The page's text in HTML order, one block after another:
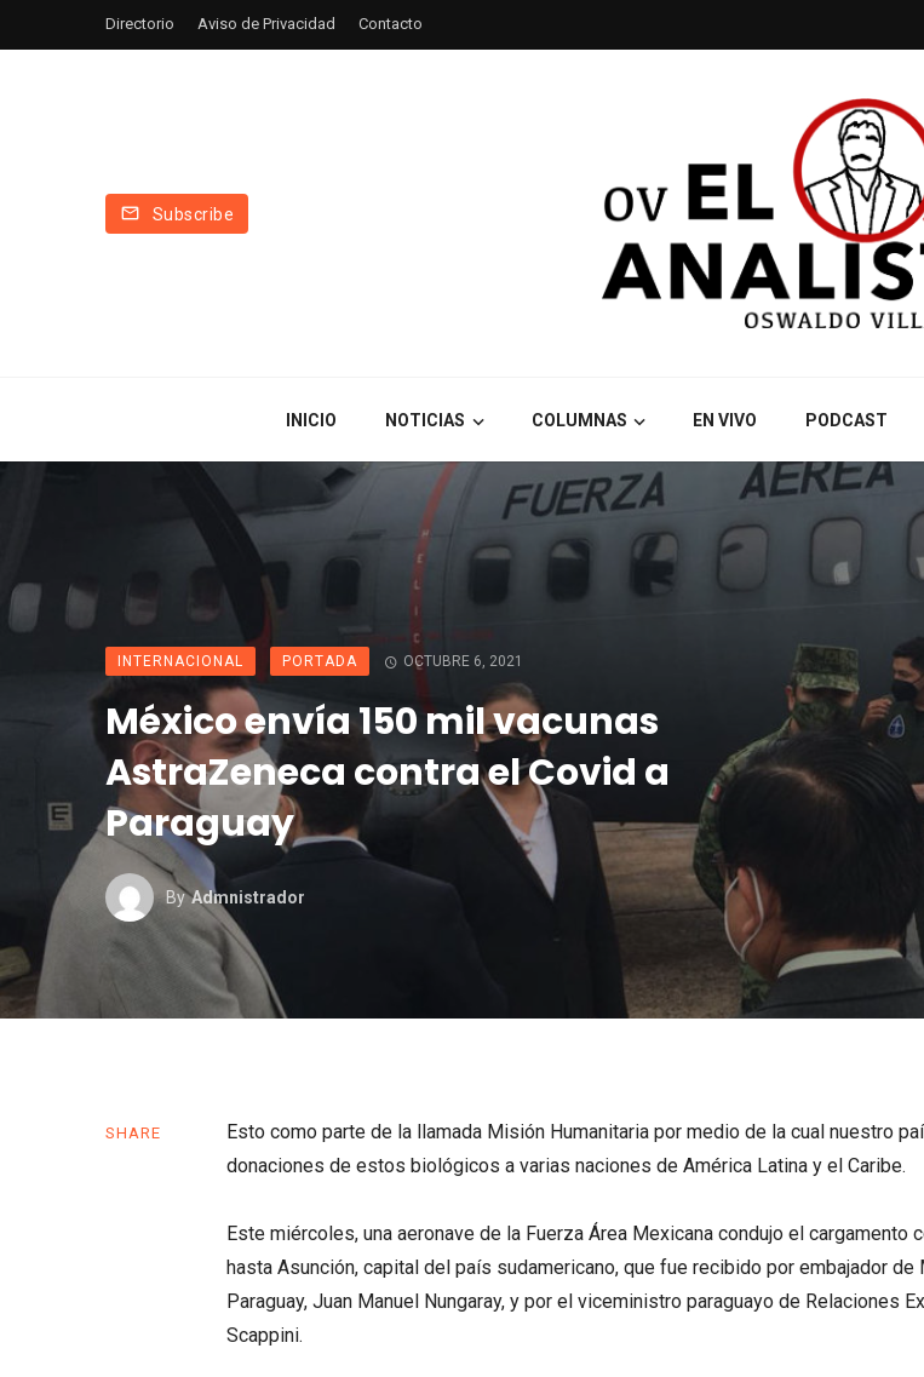
Directorio Aviso de Privacidad Contacto
Subscribe
INICIO NOTICIAS COLUMNAS EN VIVO PODCAST
INTERNACIONAL PORTADA OCTUBRE 6, 2021
México envía 150 mil vacunas
AstraZeneca contra el Covid a
Paraguay
By Admnistrador
SHARE
Esto como parte de la llamada Misión Humanitaria por medio de la cual nuestro
donaciones de estos biológicos a varias naciones de América Latina y el Caribe.
Este miércoles, una aeronave de la Fuerza Área Mexicana condujo el cargamento
hasta Asunción, capital del país sudamericano, que fue recibido por embajador de
Paraguay, Juan Manuel Nungaray, y por el viceministro paraguayo de Relaciones
Scappini.